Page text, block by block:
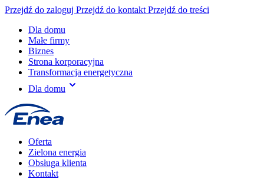
Przejdź do zaloguj Przejdź do kontakt Przejdź do treści
Dla domu
Małe firmy
Biznes
Strona korporacyjna
Transformacja energetyczna
Dla domu
Oferta
Zielona energia
Obsługa klienta
Kontakt